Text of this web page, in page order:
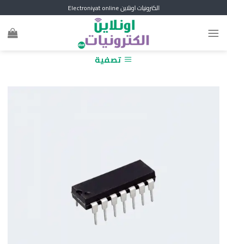
to
content
الكترونيات اونلاين Electroniyat online
تصفية